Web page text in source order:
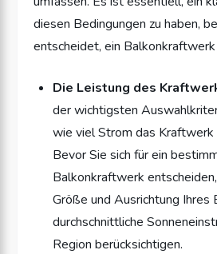
diesen Bedingungen zu haben,
entscheidet, ein
Die Leistung des
der wichtigsten
wie viel Strom das Kraftwerk
Bevor Sie sich für ein
Balkonkraftwerk
Größe und Ausrichtung Ihres
durchschnittliche
Region berücksichtigen.